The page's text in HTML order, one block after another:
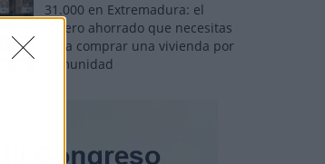
31.000 en Extremadura: el
dinero ahorrado que necesitas
para comprar una vivienda por
comunidad